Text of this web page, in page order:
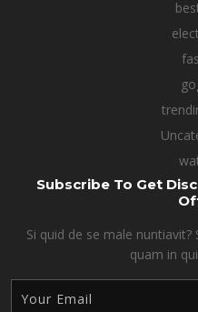
Subscribe To Get
Si quid de se male
quam in